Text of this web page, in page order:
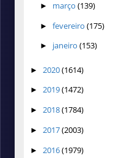
► março (139)
► fevereiro (175)
► janeiro (153)
► 2020(1614)
► 2019(1472)
► 2018(1784)
► 2017(2003)
► 2016(1979)